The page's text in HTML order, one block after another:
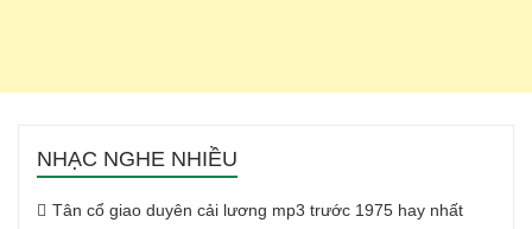
NHẠC NGHE NHIỀU
Tân cổ giao duyên cải lương mp3 trước 1975 hay nhất